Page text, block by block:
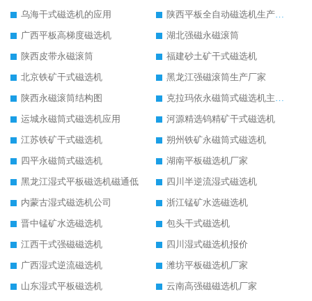
乌海干式磁选机的应用
陕西平板全自动磁选机生产厂家
广西平板高梯度磁选机
湖北强磁永磁滚筒
陕西皮带永磁滚筒
福建砂土矿干式磁选机
北京铁矿干式磁选机
黑龙江强磁滚筒生产厂家
陕西永磁滚筒结构图
克拉玛依永磁筒式磁选机主要技术参数
运城永磁筒式磁选机应用
河源精选钨精矿干式磁选机
江苏铁矿干式磁选机
朔州铁矿永磁筒式磁选机
四平永磁筒式磁选机
湖南平板磁选机厂家
黑龙江湿式平板磁选机磁通低
四川半逆流湿式磁选机
内蒙古湿式磁选机公司
浙江锰矿水选磁选机
晋中锰矿水选磁选机
包头干式磁选机
江西干式强磁磁选机
四川湿式磁选机报价
广西湿式逆流磁选机
潍坊平板磁选机厂家
山东湿式平板磁选机
云南高强磁磁选机厂家